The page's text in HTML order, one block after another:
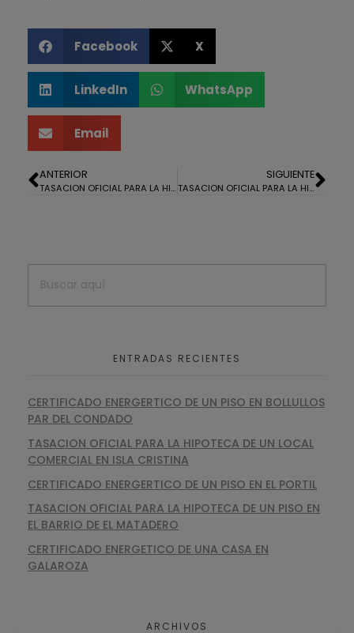
Facebook X
LinkedIn WhatsApp
Email
ANTERIOR
TASACION OFICIAL PARA LA HIPOTECA DE UN PISO EN ALJARAQUE
SIGUIENTE
TASACION OFICIAL PARA LA HIPOTECA DE UN PISO EN MOGUER
ENTRADAS RECIENTES
CERTIFICADO ENERGERTICO DE UN PISO EN BOLLULLOS
PAR DEL CONDADO
TASACION OFICIAL PARA LA HIPOTECA DE UN LOCAL
COMERCIAL EN ISLA CRISTINA
CERTIFICADO ENERGERTICO DE UN PISO EN EL PORTIL
TASACION OFICIAL PARA LA HIPOTECA DE UN PISO EN
EL BARRIO DE EL MATADERO
CERTIFICADO ENERGETICO DE UNA CASA EN
GALAROZA
ARCHIVOS